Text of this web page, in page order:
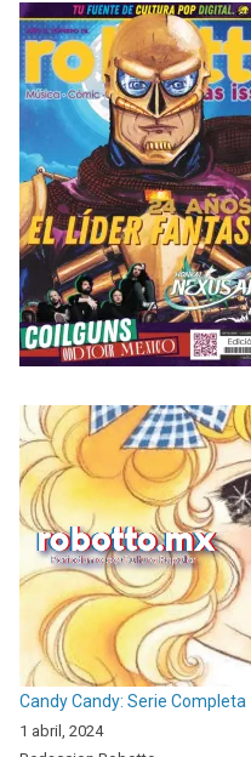
Candy Candy: Serie Completa
1 abril, 2024